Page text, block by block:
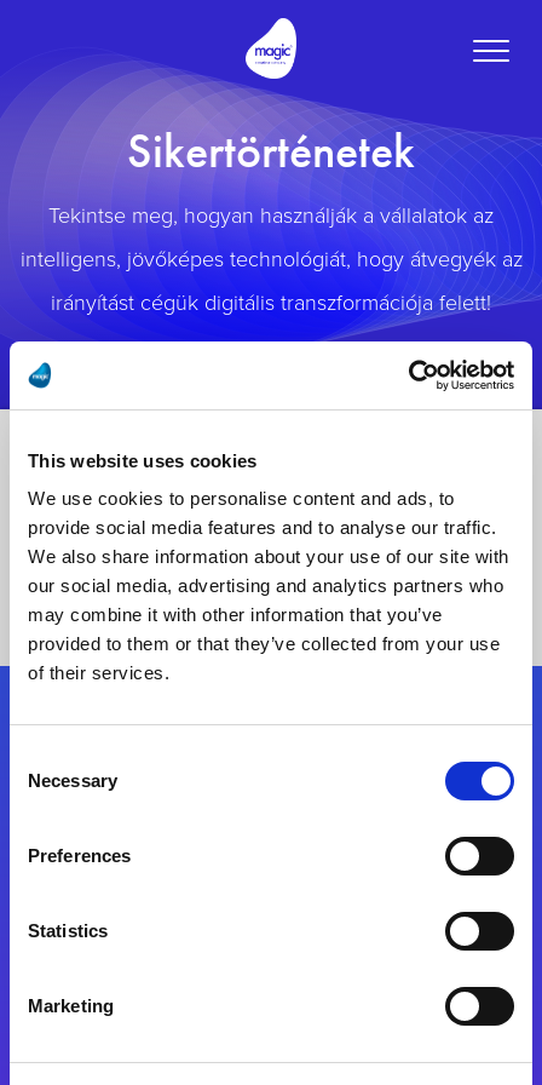
This website uses cookies
We use cookies to personalise content and ads, to
provide social media features and to analyse our traffic.
We also share information about your use of our site with
our social media, advertising and analytics partners who
may combine it with other information that you’ve
provided to them or that they’ve collected from your use
of their services.
Selection
Necessary
Preferences
Statistics
Marketing
Toggle
Sikertörténetek
Tekintse meg, hogyan használják a vállalatok az
intelligens, jövőképes technológiát, hogy átvegyék az
irányítást cégük digitális transzformációja felett!
Kövessen minket!